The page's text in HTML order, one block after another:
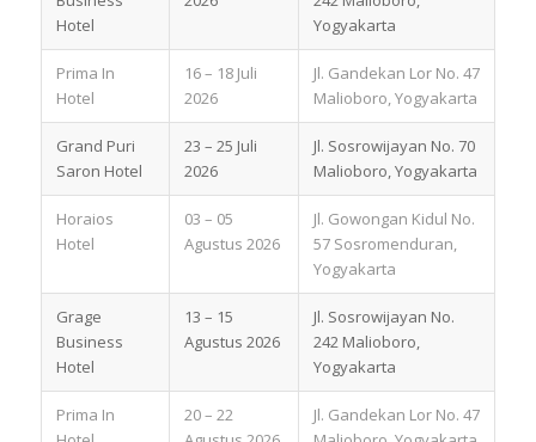
Hotel
Yogyakarta
Prima In
Hotel
16 – 18 Juli
2026
Jl. Gandekan Lor No. 47
Malioboro, Yogyakarta
Grand Puri
Saron Hotel
23 – 25 Juli
2026
Jl. Sosrowijayan No. 70
Malioboro, Yogyakarta
Horaios
Hotel
03 – 05
Agustus 2026
Jl. Gowongan Kidul No.
57 Sosromenduran,
Yogyakarta
Grage
Business
Hotel
13 – 15
Agustus 2026
Jl. Sosrowijayan No.
242 Malioboro,
Yogyakarta
Prima In
20 – 22
Jl. Gandekan Lor No. 47